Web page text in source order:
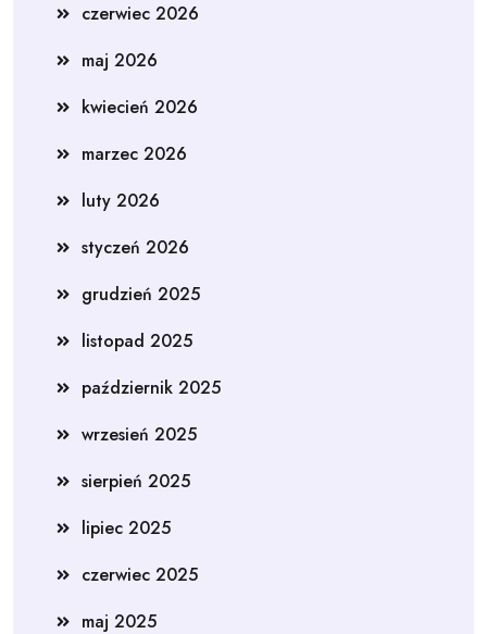
czerwiec 2026
maj 2026
kwiecień 2026
marzec 2026
luty 2026
styczeń 2026
grudzień 2025
listopad 2025
październik 2025
wrzesień 2025
sierpień 2025
lipiec 2025
czerwiec 2025
maj 2025